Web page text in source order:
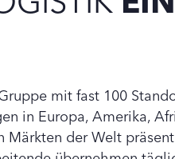
mit fast 100
in Europa, Amerika,
Märkten der Welt